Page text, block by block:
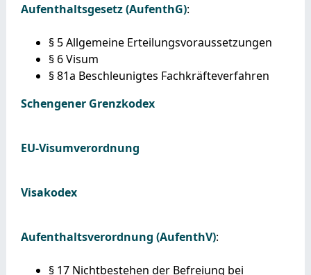
Aufenthaltsgesetz (AufenthG):
§ 5 Allgemeine Erteilungsvoraussetzungen
§ 6 Visum
§ 81a Beschleunigtes Fachkräfteverfahren
Schengener Grenzkodex
EU-Visumverordnung
Visakodex
Aufenthaltsverordnung (AufenthV):
§ 17 Nichtbestehen der Befreiung bei